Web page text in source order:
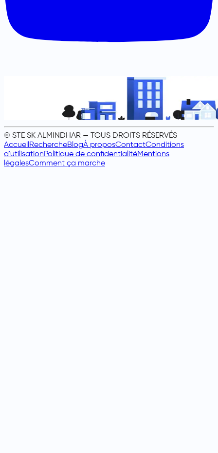
© STE SK ALMINDHAR — TOUS DROITS RÉSERVÉS
AccueilRechercheBlogÀ proposContactConditions
d'utilisationPolitique de confidentialitéMentions
légalesComment ça marche